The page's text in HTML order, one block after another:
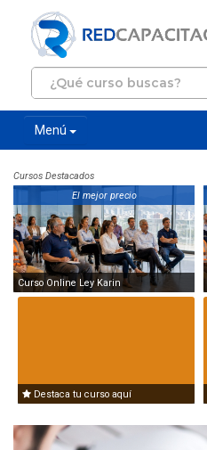
Menú
Cursos Destacados
El mejor precio
Curso Online Ley Karin
Destaca tu curso aquí